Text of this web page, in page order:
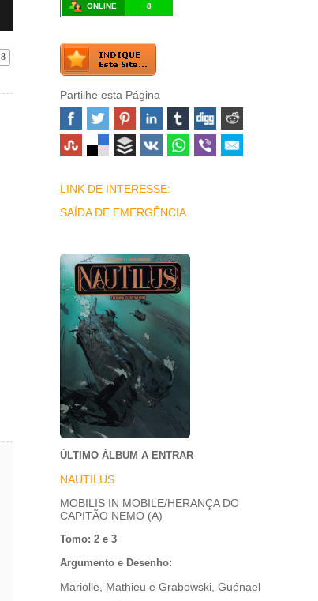
8
ONLINE 8
Partilhe esta Página
LINK DE INTERESSE:
SAÍDA DE EMERGÊNCIA
ÚLTIMO ÁLBUM A ENTRAR
NAUTILUS
MOBILIS IN MOBILE/HERANÇA DO
CAPITÃO NEMO (A)
Tomo: 2 e 3
Argumento e Desenho:
Mariolle, Mathieu e Grabowski, Guénael